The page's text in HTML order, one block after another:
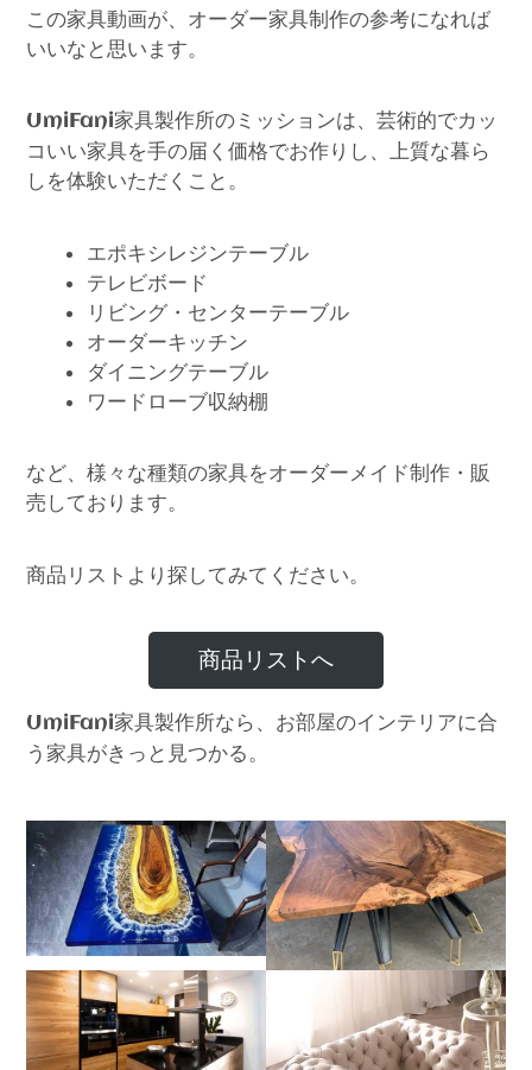
この家具動画が、オーダー家具制作の参考になれば
いいなと思います。
UmiFani家具製作所のミッションは、芸術的でカッ
コいい家具を手の届く価格でお作りし、上質な暮ら
しを体験いただくこと。
エポキシレジンテーブル
テレビボード
リビング・センターテーブル
オーダーキッチン
ダイニングテーブル
ワードローブ収納棚
など、様々な種類の家具をオーダーメイド制作・販
売しております。
商品リストより探してみてください。
商品リストへ
UmiFani家具製作所なら、お部屋のインテリアに合
う家具がきっと見つかる。